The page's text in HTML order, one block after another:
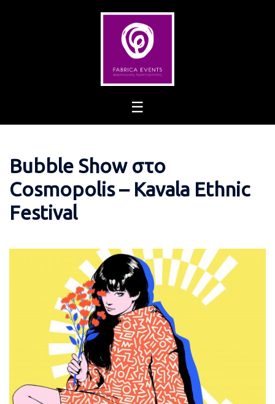
Bubble Show στο
Cosmopolis – Kavala Ethnic
Festival